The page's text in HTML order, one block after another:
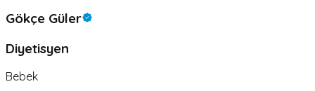
Gökçe Güler
Diyetisyen
Bebek